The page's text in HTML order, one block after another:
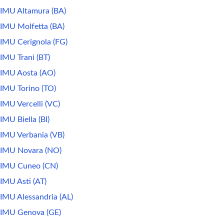
IMU Altamura (BA)
IMU Molfetta (BA)
IMU Cerignola (FG)
IMU Trani (BT)
IMU Aosta (AO)
IMU Torino (TO)
IMU Vercelli (VC)
IMU Biella (BI)
IMU Verbania (VB)
IMU Novara (NO)
IMU Cuneo (CN)
IMU Asti (AT)
IMU Alessandria (AL)
IMU Genova (GE)